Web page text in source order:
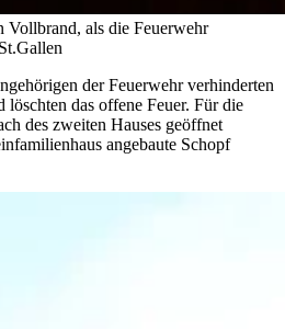
Vollbrand, als die Feuerwehr
der Feuerwehr verhinderten
das offene Feuer. Für die
des zweiten Hauses geöffnet
angebaute Schopf